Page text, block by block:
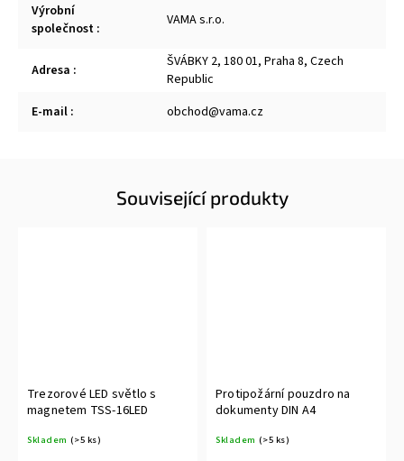
Výrobní
společnost : VAMA s.r.o.
Adresa :
ŠVÁBKY 2, 180 01, Praha 8, Czech
Republic
E-mail : obchod@vama.cz
Související produkty
Trezorové LED světlo s
magnetem TSS-16LED
Skladem (>5 ks)
Protipožární pouzdro na
dokumenty DIN A4
Skladem (>5 ks)